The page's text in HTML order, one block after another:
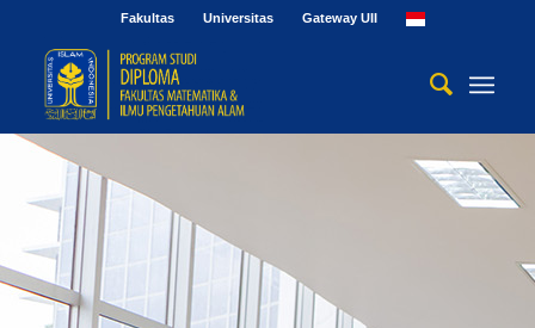
Fakultas Universitas Gateway UII